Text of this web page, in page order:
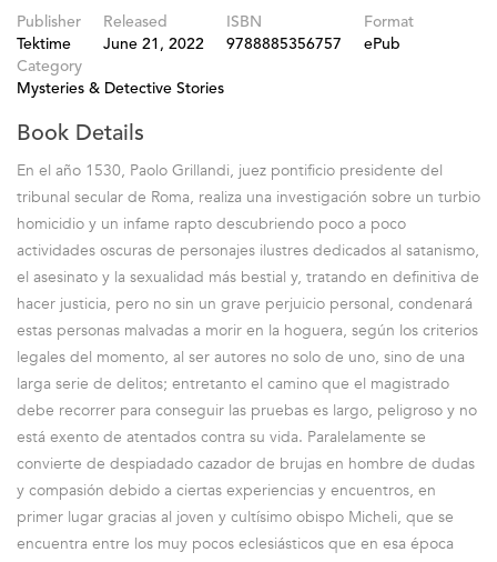
Publisher
Tektime
Released
June 21, 2022
ISBN
9788885356757
Format
ePub
Category
Mysteries & Detective Stories
Book Details
En el año 1530, Paolo Grillandi, juez pontificio presidente del
tribunal secular de Roma, realiza una investigación sobre un turbio
homicidio y un infame rapto descubriendo poco a poco
actividades oscuras de personajes ilustres dedicados al satanismo,
el asesinato y la sexualidad más bestial y, tratando en definitiva de
hacer justicia, pero no sin un grave perjuicio personal, condenará
estas personas malvadas a morir en la hoguera, según los criterios
legales del momento, al ser autores no solo de uno, sino de una
larga serie de delitos; entretanto el camino que el magistrado
debe recorrer para conseguir las pruebas es largo, peligroso y no
está exento de atentados contra su vida. Paralelamente se
convierte de despiadado cazador de brujas en hombre de dudas
y compasión debido a ciertas experiencias y encuentros, en
primer lugar gracias al joven y cultísimo obispo Micheli, que se
encuentra entre los muy pocos eclesiásticos que en esa época